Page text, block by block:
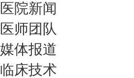
医院新闻
医师团队
媒体报道
临床技术